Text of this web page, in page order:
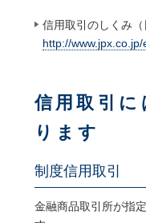
信用取引のしくみ（
http://
信用取引に
ります
制度信用取引
金融商品取引所が指